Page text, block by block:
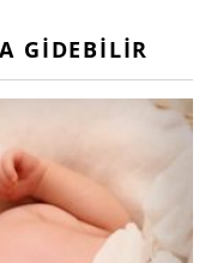
GIDEBILIR